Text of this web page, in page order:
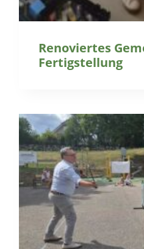
Renoviertes
Fertigstellung